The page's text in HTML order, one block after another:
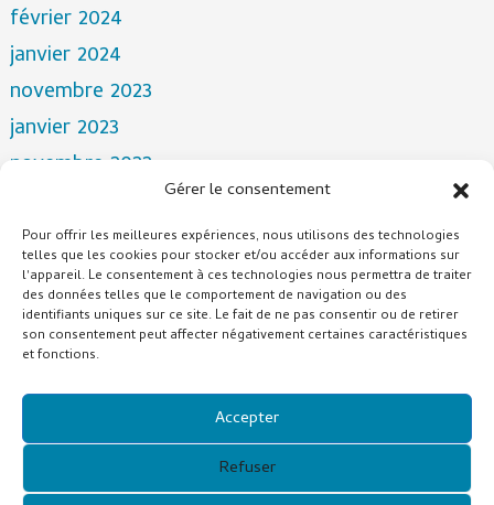
Gérer le consentement
Pour offrir les meilleures expériences, nous utilisons des technologies
telles que les cookies pour stocker et/ou accéder aux informations sur
l'appareil. Le consentement à ces technologies nous permettra de traiter
des données telles que le comportement de navigation ou des
identifiants uniques sur ce site. Le fait de ne pas consentir ou de retirer
son consentement peut affecter négativement certaines caractéristiques
et fonctions.
Accepter
Refuser
février 2024
janvier 2024
novembre 2023
janvier 2023
novembre 2022
mars 2022
décembre 2021
octobre 2021
juillet 2021
Catégories
NOUVELLES